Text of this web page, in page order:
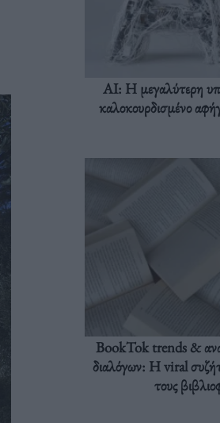
AI: Η μεγαλύτερη
καλοκουρδισμένο
BookTok trends &
διαλόγων: Η viral
τους